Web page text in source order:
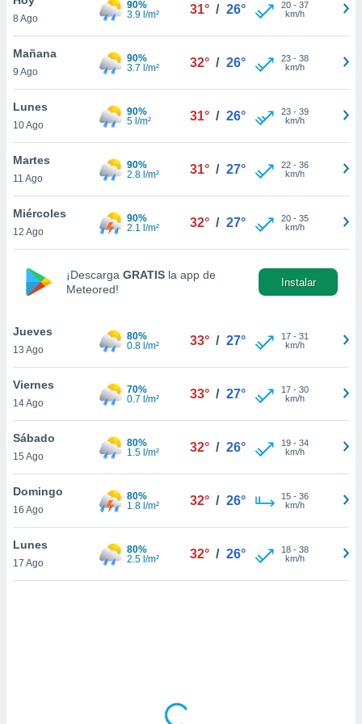
en
más
nuestra
de
aceptar
de
sitio
En
sean
el sitio
ni para
o
8 Ago
90%
3.9 l/m²
31° / 26° 20- 37
km/h
Mañana
9 Ago
90%
3.7 l/m²
32° / 26° 23- 38
km/h
Lunes
10 Ago
90%
5 l/m²
31° / 26° 23- 39
km/h
Martes
11 Ago
90%
2.8 l/m²
31° / 27° 22- 36
km/h
Miércoles
12 Ago
90%
2.1 l/m²
32° / 27° 20- 35
km/h
¡Descarga GRATIS la app de
Meteored!
Instalar
Jueves
13 Ago
80%
0.8 l/m²
33° / 27° 17- 31
km/h
Viernes
14 Ago
70%
0.7 l/m²
33° / 27° 17- 30
km/h
Sábado
15 Ago
80%
1.5 l/m²
32° / 26° 19- 34
km/h
Domingo
16 Ago
80%
1.8 l/m²
32° / 26° 15- 36
km/h
Lunes
17 Ago
80%
2.5 l/m²
32° / 26° 18- 38
km/h